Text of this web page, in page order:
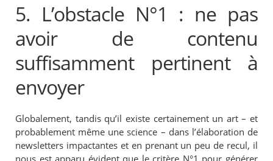
5. L’obstacle N°1 : ne pas
avoir de contenu
suffisamment pertinent à
envoyer
Globalement, tandis qu’il existe certainement un art – et
probablement même une science – dans l’élaboration de
newsletters impactantes et en prenant un peu de recul, il